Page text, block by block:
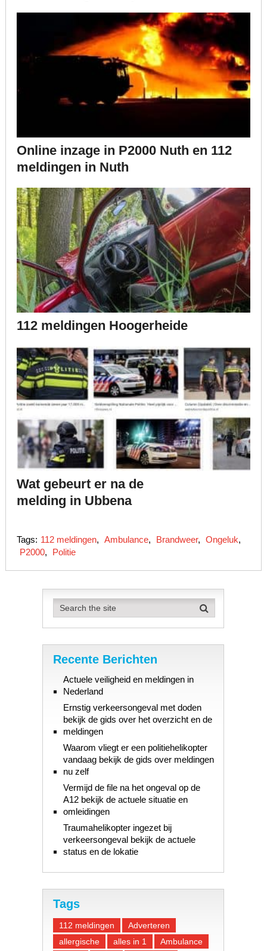
Online inzage in P2000 Nuth en 112
meldingen in Nuth
112 meldingen Hoogerheide
Wat gebeurt er na de
melding in Ubbena
Tags: 112 meldingen, Ambulance, Brandweer, Ongeluk,
P2000, Politie
Recente Berichten
Actuele veiligheid en meldingen in
Nederland
Ernstig verkeersongeval met doden
bekijk de gids over het overzicht en de
meldingen
Waarom vliegt er een politiehelikopter
vandaag bekijk de gids over meldingen
nu zelf
Vermijd de file na het ongeval op de
A12 bekijk de actuele situatie en
omleidingen
Traumahelikopter ingezet bij
verkeersongeval bekijk de actuele
status en de lokatie
Tags
112 meldingen
Adverteren
allergische
alles in 1 Ambulance